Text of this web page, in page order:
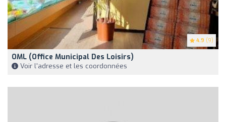
4.9 (9)
OML (Office Municipal Des Loisirs)
Voir l'adresse et les coordonnées